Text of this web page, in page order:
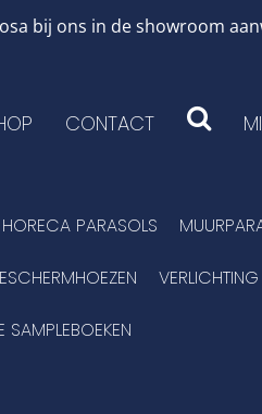
bij ons in de showroom
CONTACT
HORECA PARASOLS
VERLICHTING
SAMPLEBOEKEN